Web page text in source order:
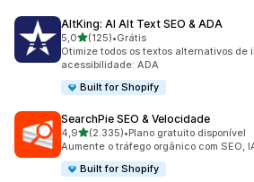
AltKing: AI Alt Text SEO & ADA
5,0de 5 estrelas
(125)
125 avaliações ao todo
•Grátis
Otimize todos os textos alternativos de
acessibilidade: ADA
Built for Shopify
SearchPie SEO & Velocidade
4,9de 5 estrelas
(2.335)
2335 avaliações ao todo
•Plano gratuito disponível
Aumente o tráfego orgânico com SEO,
Built for Shopify